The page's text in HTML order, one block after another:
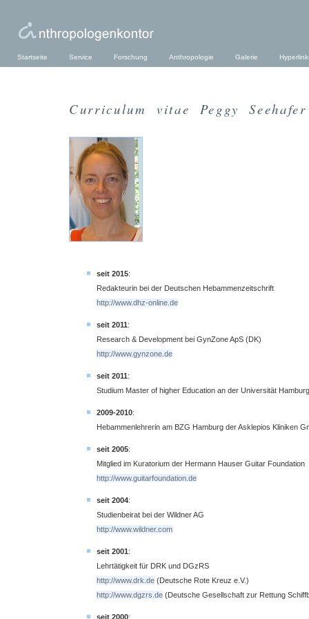
Startseite Service Forschung Anthropologie Galerie
Curriculum vitae Peggy Seehafer
seit 2015:
Redakteurin bei der Deutschen Hebammenzeitschrift
http://www.dhz-online.de
seit 2011:
Research & Development bei GynZone ApS (DK)
http://www.gynzone.de
seit 2011:
Studium Master of higher Education an der Universität
2009-2010:
Hebammenlehrerin am BZG Hamburg der Asklepios Kliniken
seit 2005:
Mitglied im Kuratorium der Hermann Hauser Guitar Foundation
http://www.guitarfoundation.de
seit 2004:
Studienbeirat bei der Wildner AG
http://www.wildner.com
seit 2001:
Lehrtätigkeit für DRK und DGzRS
http://www.drk.de (Deutsche Rote Kreuz e.V.)
http://www.dgzrs.de (Deutsche Gesellschaft zur Rettung
seit 2000: